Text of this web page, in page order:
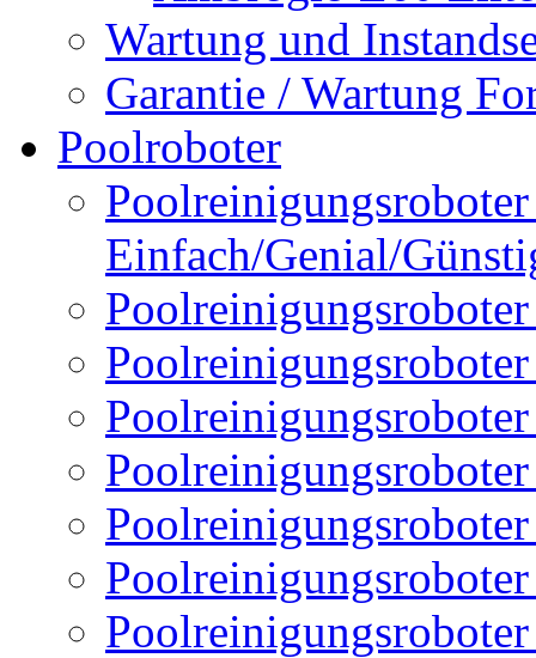
Wartung und
Garantie / Wartung
Poolroboter
Einfach/Genial/